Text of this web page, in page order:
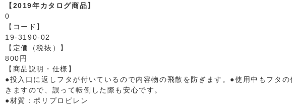
【2019年カタログ商品】
0
【コード】
19-3190-02
【定価（税抜）】
800円
【商品説明・仕様】
●投入口に返しフタが付いているので内容物の飛散を防ぎます。●使用中もフタの
きますので、誤って転倒した際も安心です。
●材質：ポリプロピレン